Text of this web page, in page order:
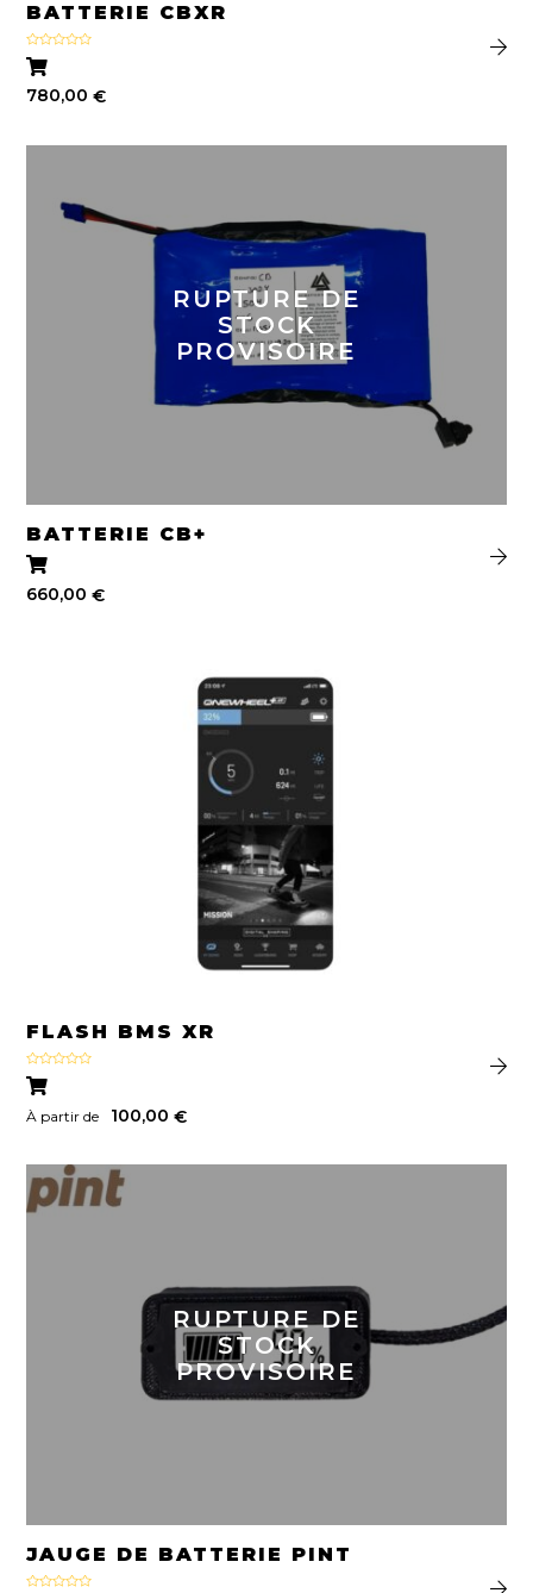
BATTERIE CBXR
Note
sur 5
780,00€
RUPTURE DE
STOCK
PROVISOIRE
BATTERIE CB+
660,00€
FLASH BMS XR
Note
sur 5
À partir de 100,00€
RUPTURE DE
STOCK
PROVISOIRE
JAUGE DE BATTERIE PINT